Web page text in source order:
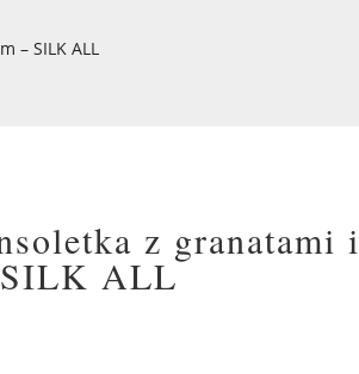
SILK ALL
z granatami i
ALL